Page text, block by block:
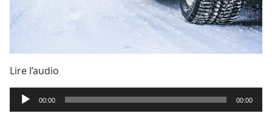
Lire l’audio
Lecteur
audio
00:00 00:00